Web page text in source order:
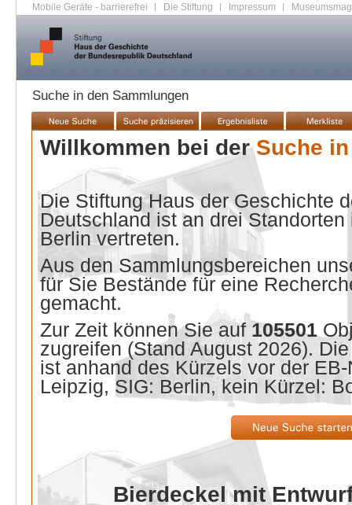
Mobile Geräte - barrierefrei | Die Stiftung | Impressum |
Suche in den Sammlungen
Willkommen bei derSuche
Die Stiftung Haus der Geschichte
Deutschland ist an drei
Berlin vertreten.
Aus den Sammlungsbereichen
für Sie Bestände für eine
gemacht.
Zur Zeit können Sie auf 105501
zugreifen (Stand August 2026).
ist anhand des Kürzels vor der
Leipzig, SIG: Berlin, kein Kürzel:
Bierdeckel mit